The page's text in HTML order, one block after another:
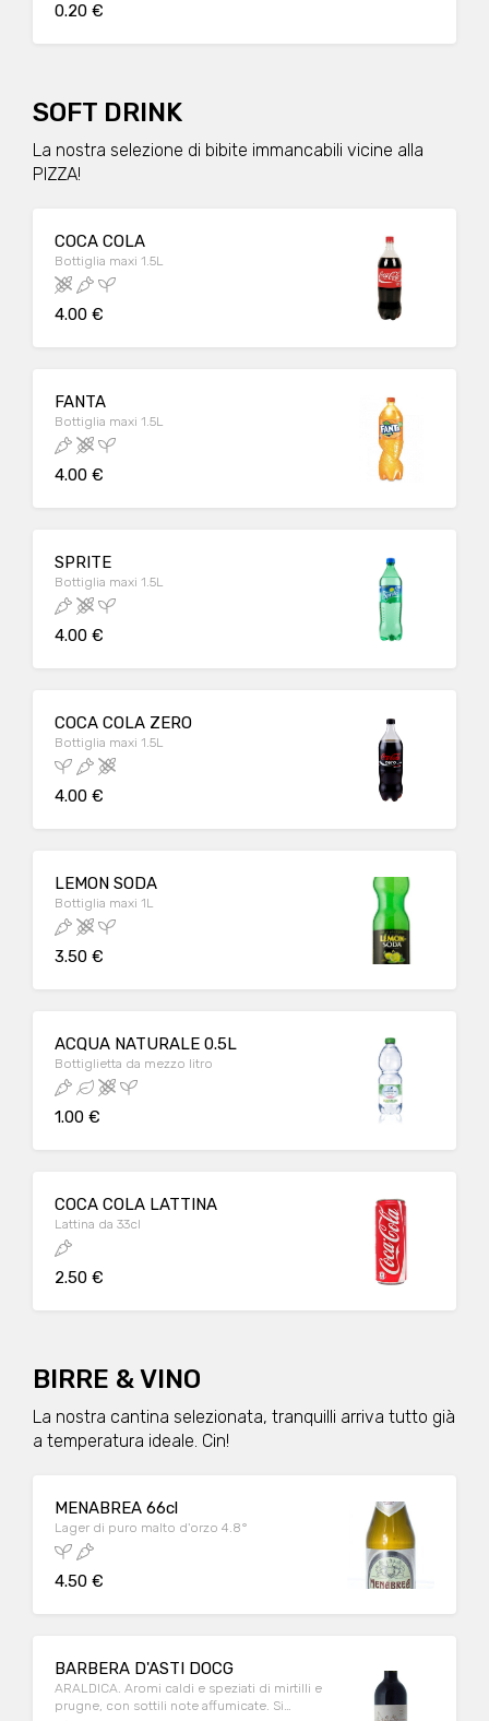
0.20 €
SOFT DRINK
La nostra selezione di bibite immancabili vicine alla
PIZZA!
COCA COLA
Bottiglia maxi 1.5L
4.00 €
FANTA
Bottiglia maxi 1.5L
4.00 €
SPRITE
Bottiglia maxi 1.5L
4.00 €
COCA COLA ZERO
Bottiglia maxi 1.5L
4.00 €
LEMON SODA
Bottiglia maxi 1L
3.50 €
ACQUA NATURALE 0.5L
Bottiglietta da mezzo litro
1.00 €
COCA COLA LATTINA
Lattina da 33cl
2.50 €
BIRRE & VINO
La nostra cantina selezionata, tranquilli arriva tutto già
a temperatura ideale. Cin!
MENABREA 66cl
Lager di puro malto d'orzo 4.8°
4.50 €
BARBERA D'ASTI DOCG
ARALDICA. Aromi caldi e speziati di mirtilli e
prugne, con sottili note affumicate. Si